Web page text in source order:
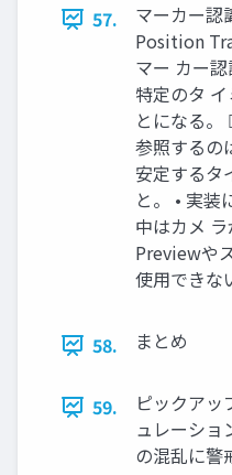
57.
マーカー認
Position
マー カー
特定のタ
とになる。
参照するの
安定するタ
と。 • 実
中はカメ
Previewや
使用できな
58. まとめ
59.
ピックアッ
ュレーショ
の混乱に警